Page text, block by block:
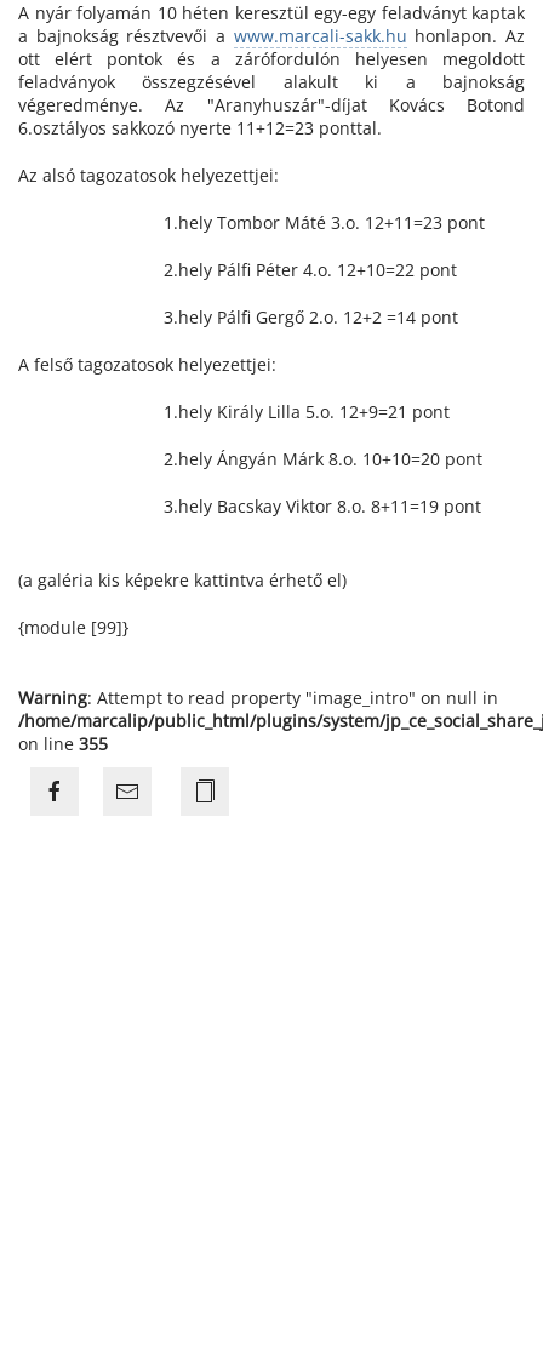
A nyár folyamán 10 héten keresztül egy-egy feladványt kaptak
a bajnokság résztvevői a www.marcali-sakk.hu honlapon. Az
ott elért pontok és a zárófordulón helyesen megoldott
feladványok összegzésével alakult ki a bajnokság
végeredménye. Az "Aranyhuszár"-díjat Kovács Botond
6.osztályos sakkozó nyerte 11+12=23 ponttal.
Az alsó tagozatosok helyezettjei:
1.hely Tombor Máté 3.o. 12+11=23 pont
2.hely Pálfi Péter 4.o. 12+10=22 pont
3.hely Pálfi Gergő 2.o. 12+2 =14 pont
A felső tagozatosok helyezettjei:
1.hely Király Lilla 5.o. 12+9=21 pont
2.hely Ángyán Márk 8.o. 10+10=20 pont
3.hely Bacskay Viktor 8.o. 8+11=19 pont
(a galéria kis képekre kattintva érhető el)
{module [99]}
Warning: Attempt to read property "image_intro" on null in
/home/marcalip/public_html/plugins/system/
on line 355